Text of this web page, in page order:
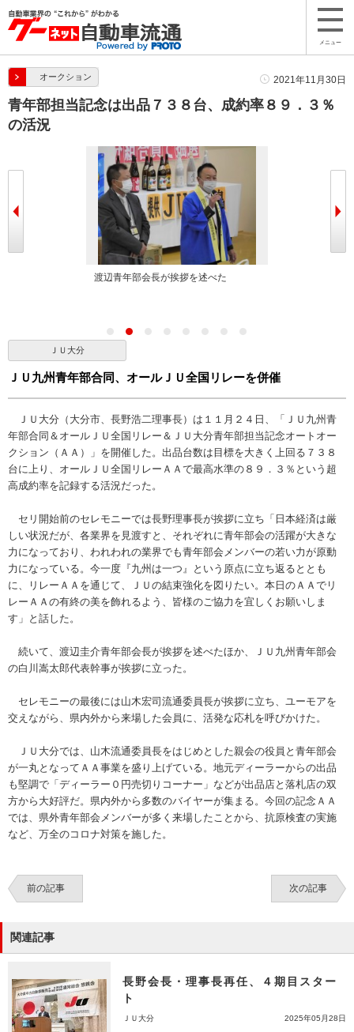
メニュー
オークション 2021年11月30日
青年部担当記念は出品７３８台、成約率８９．３％
の活況
渡辺青年部会長が挨拶を述べた
ＪＵ大分
ＪＵ九州青年部合同、オールＪＵ全国リレーを併催
ＪＵ大分（大分市、長野浩二理事長）は１１月２４日、「ＪＵ九州青
年部合同＆オールＪＵ全国リレー＆ＪＵ大分青年部担当記念オートオー
クション（ＡＡ）」を開催した。出品台数は目標を大きく上回る７３８
台に上り、オールＪＵ全国リレーＡＡで最高水準の８９．３％という超
高成約率を記録する活況だった。
セリ開始前のセレモニーでは長野理事長が挨拶に立ち「日本経済は厳
しい状況だが、各業界を見渡すと、それぞれに青年部会の活躍が大きな
力になっており、われわれの業界でも青年部会メンバーの若い力が原動
力になっている。今一度『九州は一つ』という原点に立ち返るととも
に、リレーＡＡを通じて、ＪＵの結束強化を図りたい。本日のＡＡでリ
レーＡＡの有終の美を飾れるよう、皆様のご協力を宜しくお願いしま
す」と話した。
続いて、渡辺圭介青年部会長が挨拶を述べたほか、ＪＵ九州青年部会
の白川嵩太郎代表幹事が挨拶に立った。
セレモニーの最後には山木宏司流通委員長が挨拶に立ち、ユーモアを
交えながら、県内外から来場した会員に、活発な応札を呼びかけた。
ＪＵ大分では、山木流通委員長をはじめとした親会の役員と青年部会
が一丸となってＡＡ事業を盛り上げている。地元ディーラーからの出品
も堅調で「ディーラー０円売切りコーナー」などが出品店と落札店の双
方から大好評だ。県内外から多数のバイヤーが集まる。今回の記念ＡＡ
では、県外青年部会メンバーが多く来場したことから、抗原検査の実施
など、万全のコロナ対策を施した。
前の記事 次の記事
関連記事
長野会長・理事長再任、４期目スター
ト
ＪＵ大分 2025年05月28日